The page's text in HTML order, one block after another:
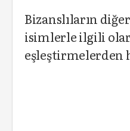
Bizanslıların
isimlerle ilgili
eşleştirmelerden